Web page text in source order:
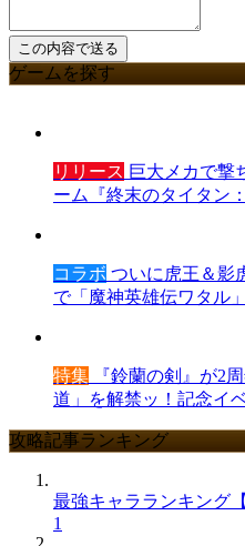
ゲームを探す
リリース 巨大メカで撃
ーム『終末のタイタン
コラボ ついに虎王＆影
で「魔神英雄伝ワタル
特集 『鈴蘭の剣』が2
道」を解禁ッ！記念イ
攻略記事ランキング
最強キャラランキング
1